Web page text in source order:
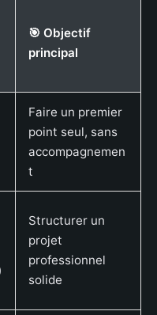
🎯 Objectif
principal
Faire un premier
point seul, sans
accompagnemen
t
Structurer un
projet
professionnel
solide